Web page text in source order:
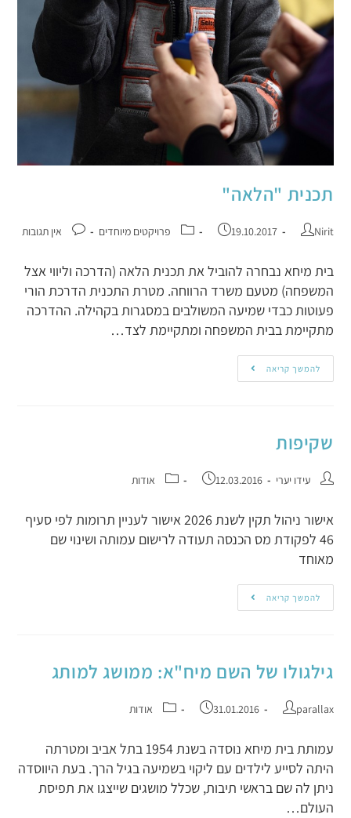
תכנית "הלאה"
Nirit
19.10.2017 פרויקטים מיוחדים אין תגובות
בית מיחא נבחרה להוביל את תכנית הלאה (הדרכה וליווי אצל
המשפחה) מטעם משרד הרווחה. מטרת התכנית הדרכת הורי
פעוטות כבדי שמיעה המשולבים במסגרות בקהילה. ההדרכה
מתקיימת בבית המשפחה ומתקיימת לצד…
להמשך קריאה
שקיפות
עידו יערי 12.03.2016 אודות
אישור ניהול תקין לשנת 2026 אישור לעניין תרומות לפי סעיף
46 לפקודת מס הכנסה תעודה לרישום עמותה ושינוי שם
מאוחד
להמשך קריאה
גילגולו של השם מיח"א: ממושג למותג
parallax
31.01.2016 אודות
עמותת בית מיחא נוסדה בשנת 1954 בתל אביב ומטרתה
היתה לסייע לילדים עם ליקוי בשמיעה בגיל הרך. בעת היווסדה
ניתן לה שם בראשי תיבות, שכלל מושגים שייצגו את תפיסת
העולם…